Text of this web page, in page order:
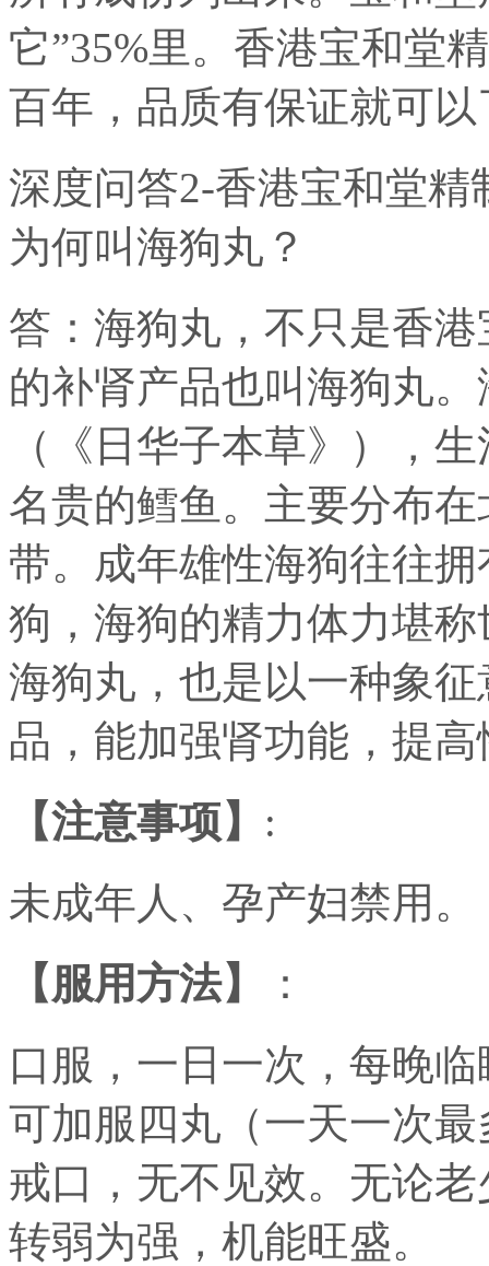
它”35%里。香港宝和堂
百年，品质有保证就可以
深度问答2-香港宝和堂
为何叫海狗丸？
答：海狗丸，不只是香
的补肾产品也叫海狗丸
（《日华子本草》），
名贵的鳕鱼。主要分布
带。成年雄性海狗往往
狗，海狗的精力体力堪
海狗丸，也是以一种象
品，能加强肾功能，提
【注意事项】 :
未成年人、孕产妇禁用。
【服用方法】
：
口服，一日一次，每晚
可加服四丸（一天一次
戒口，无不见效。无论
转弱为强，机能旺盛。